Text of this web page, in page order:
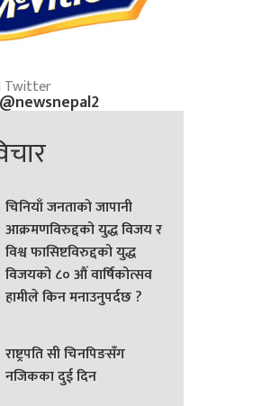
Twitter
चिनियाँ जनताको जापानी
आक्रमणविरुद्दको युद्ध विजय र
विश्व फासिष्टविरुद्दको युद्ध
विजयको ८० औं वार्षिकोत्सव
हामीले किन मनाउनुपर्दछ ?
राष्ट्रपति सी चिनपिङसँग
नजिकका दुई दिन